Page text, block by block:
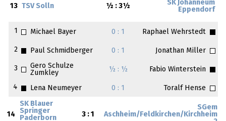
13 TSV Solln ½ : 3½
SK Johanneum
Eppendorf
1 Michael Bayer 0 : 1 Raphael Wehrstedt
2 Paul Schmidberger 0 : 1 Jonathan Miller
3
Gero Schulze
Zumkley
½ : ½ Fabio Winterstein
4 Lena Neumeyer 0 : 1 Toralf Hense
14
SK Blauer
Springer
Paderborn
3 : 1
SGem
Aschheim/Feldkirchen/Kirchheim